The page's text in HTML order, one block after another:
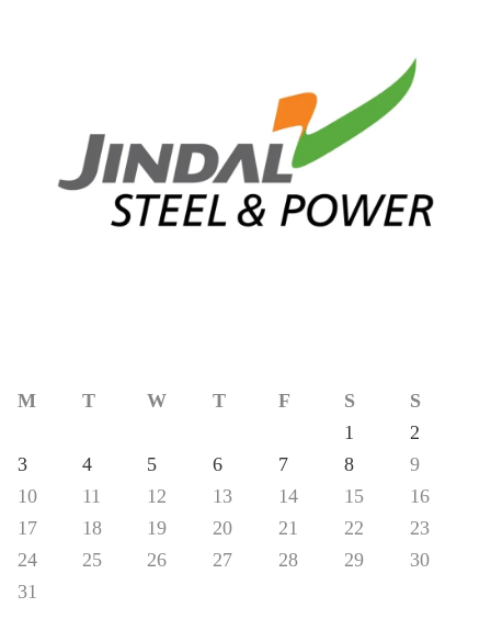
M T W T F S
S
1
2
3
4 5 6 7 8
9
10
11 12 13 14 15
16
17
18 19 20 21 22
23
24
25 26 27 28 29
30
31